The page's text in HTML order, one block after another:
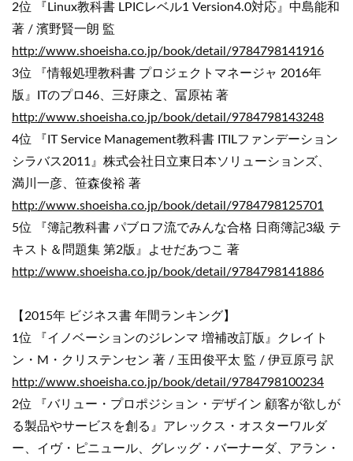
2位 『Linux教科書 LPICレベル1 Version4.0対応』中島能和
著 / 濱野賢一朗 監
http://www.shoeisha.co.jp/book/detail/9784798141916
3位 『情報処理教科書 プロジェクトマネージャ 2016年
版』ITのプロ46、三好康之、冨原祐 著
http://www.shoeisha.co.jp/book/detail/9784798143248
4位 『IT Service Management教科書 ITILファンデーション
シラバス2011』株式会社日立東日本ソリューションズ、
満川一彦、笹森俊裕 著
http://www.shoeisha.co.jp/book/detail/9784798125701
5位 『簿記教科書 パブロフ流でみんな合格 日商簿記3級 テ
キスト＆問題集 第2版』よせだあつこ 著
http://www.shoeisha.co.jp/book/detail/9784798141886
【2015年 ビジネス書 年間ランキング】
1位 『イノベーションのジレンマ 増補改訂版』クレイト
ン・M・クリステンセン 著 / 玉田俊平太 監 / 伊豆原弓 訳
http://www.shoeisha.co.jp/book/detail/9784798100234
2位 『バリュー・プロポジション・デザイン 顧客が欲しが
る製品やサービスを創る』アレックス・オスターワルダ
ー、イヴ・ピニュール、グレッグ・バーナーダ、アラン・